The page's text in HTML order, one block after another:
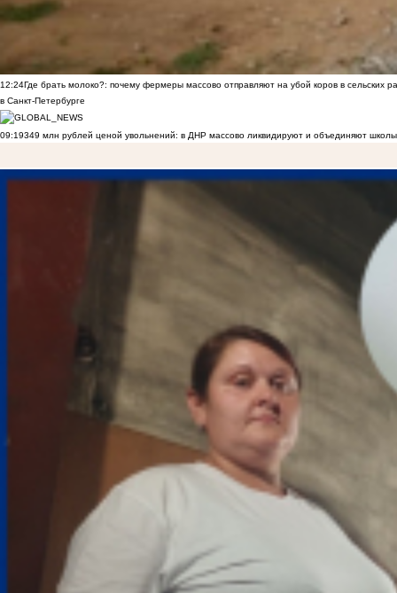
12:24Где брать молоко?: почему фермеры массово отправляют на убой коров в сельских
в Санкт-Петербурге
09:19349 млн рублей ценой увольнений: в ДНР массово ликвидируют и объединяют